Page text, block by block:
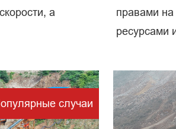
а
правами
ресурсами
случаи